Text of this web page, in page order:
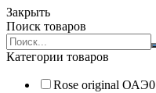
Закрыть
Поиск товаров
Search
products:
Категории товаров
Rose original ОАЭ0